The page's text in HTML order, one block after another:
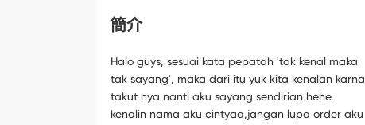
簡介
Halo guys, sesuai kata pepatah 'tak kenal maka
tak sayang', maka dari itu yuk kita kenalan karna
takut nya nanti aku sayang sendirian hehe.
kenalin nama aku cintyaa,jangan lupa order aku